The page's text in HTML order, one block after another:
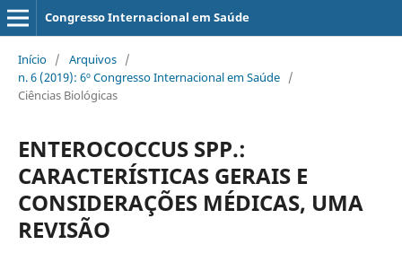
Congresso Internacional em Saúde
Início / Arquivos /
n. 6 (2019): 6º Congresso Internacional em Saúde /
Ciências Biológicas
ENTEROCOCCUS SPP.:
CARACTERÍSTICAS GERAIS E
CONSIDERAÇÕES MÉDICAS, UMA
REVISÃO